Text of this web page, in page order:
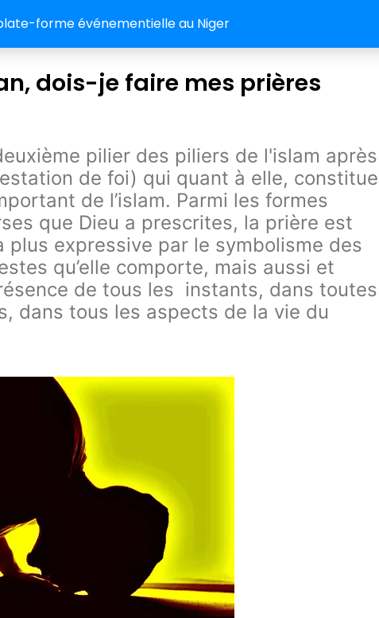
forme événementielle au Niger
dois-je faire mes prières
pilier des piliers de l'islam après
de foi) qui quant à elle, constitue
de l’islam. Parmi les formes
que Dieu a prescrites, la prière est
plus expressive par le symbolisme des
qu’elle comporte, mais aussi et
de tous les instants, dans toutes
dans tous les aspects de la vie du